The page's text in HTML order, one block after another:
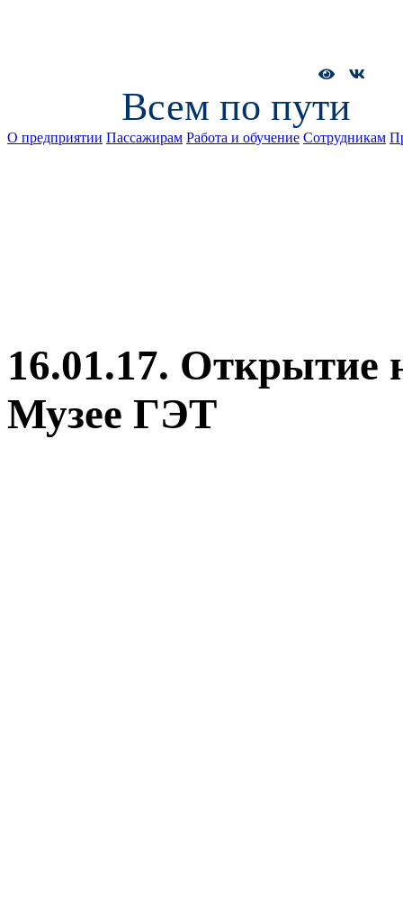
Всем по пути
О предприятии Пассажирам Работа и обучение Сотрудникам
16.01.17. Открытие
Музее ГЭТ